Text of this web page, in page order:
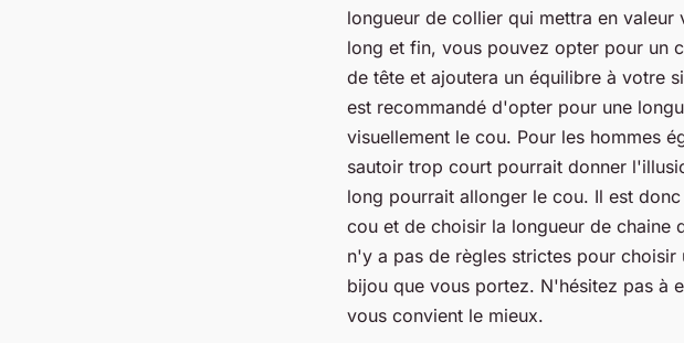
longueur de collier qui mettra en
long et fin, vous pouvez opter pour un
de tête et ajoutera un équilibre à votre
est recommandé d'opter pour une
visuellement le cou. Pour les hommes
sautoir trop court pourrait donner
long pourrait allonger le cou. Il est
cou et de choisir la longueur de chaine
n'y a pas de règles strictes pour choisir
bijou que vous portez. N'hésitez pas à
vous convient le mieux.